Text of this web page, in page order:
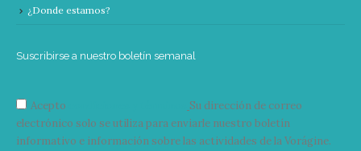
¿Donde estamos?
Suscribirse a nuestro boletín semanal
Acepto
Su dirección de correo
electrónico solo se utiliza para enviarle nuestro boletín
informativo e información sobre las actividades de la Vorágine.